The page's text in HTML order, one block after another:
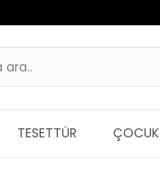
TESETTÜR ÇOCUK